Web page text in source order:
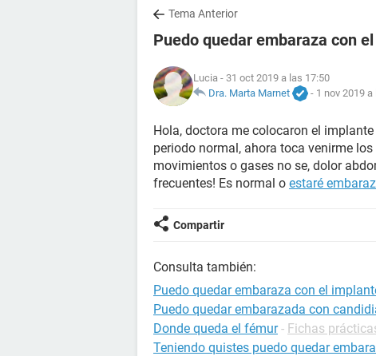
Tema Anterior
Puedo quedar embaraza con
Lucia - 31 oct 2019 a las 17:50
Dra. Marta Marnet
- 1 nov 2019
Hola, doctora me colocaron el
periodo normal, ahora toca venirme
movimientos o gases no se, dolor
frecuentes! Es normal o estaré
Compartir
Consulta también:
Puedo quedar embaraza con el
Puedo quedar embarazada con
Donde queda el fémur - Fichas
Teniendo quistes puedo quedar